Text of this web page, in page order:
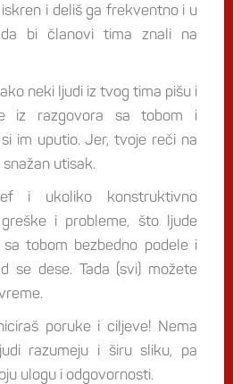
i deliš ga frekventno i u
bi članovi tima znali na
neki ljudi iz tvog tima pišu i
iz razgovora sa tobom i
im uputio. Jer, tvoje reči na
utisak.
i ukoliko konstruktivno
i probleme, što ljude
tobom bezbedno podele i
se dese. Tada (svi) možete
poruke i ciljeve! Nema
razumeju i širu sliku, pa
ulogu i odgovornosti.